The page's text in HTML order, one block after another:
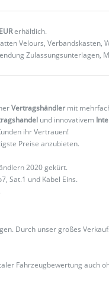
erhältlich.
Velours,
Zulassungsunterlagen,
Vertragshändler mit
und innovativem
ihr Vertrauen!
Preise anzubieten.
2020 gekürt.
Sat.1 und Kabel Eins.
Durch unser großes
Fahrzeugbewertung auch